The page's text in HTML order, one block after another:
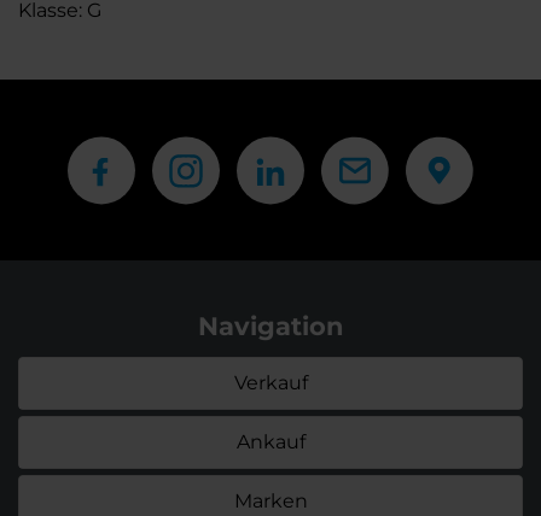
Klasse: G
Navigation
Verkauf
Ankauf
Marken